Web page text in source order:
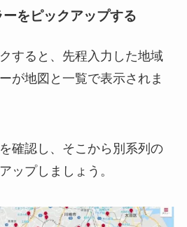
をピックアップする
すると、先程入力した地域
が地図と一覧で表示されま
確認し、そこから別系列の
ップしましょう。